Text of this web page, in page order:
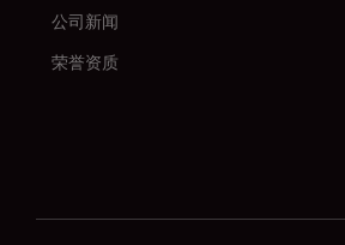
公司新闻
荣誉资质